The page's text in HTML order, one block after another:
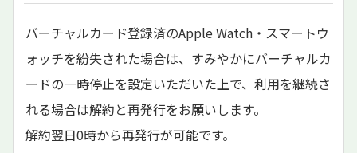
バーチャルカード登録済のApple Watch・スマートウ
ォッチを紛失された場合は、すみやかにバーチャルカ
ードの一時停止を設定いただいた上で、利用を継続さ
れる場合は解約と再発行をお願いします。
解約翌日0時から再発行が可能です。